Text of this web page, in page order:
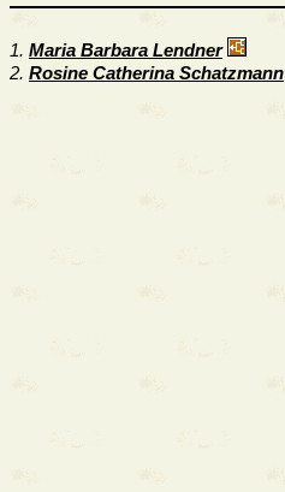
1. Maria Barbara Lendner
2. Rosine Catherina Schatzmann